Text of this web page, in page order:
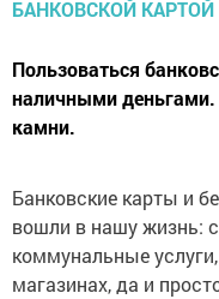
Пользоваться
наличными
камни.
Банковские карты и
вошли в нашу жизнь:
коммунальные
магазинах, да и